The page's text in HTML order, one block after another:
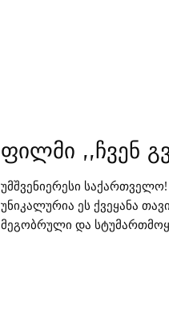
ფილმი ,,ჩვენ
უმშვენიერესი
უნიკალურია ეს ქვეყანა
მეგობრული და